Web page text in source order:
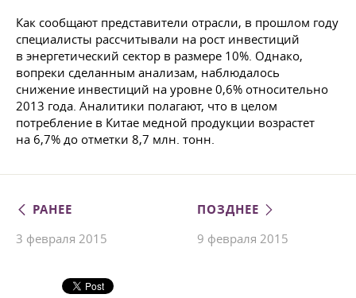
Как сообщают представители отрасли, в прошлом году
специалисты рассчитывали на рост инвестиций
в энергетический сектор в размере 10%. Однако,
вопреки сделанным анализам, наблюдалось
снижение инвестиций на уровне 0,6% относительно
2013 года. Аналитики полагают, что в целом
потребление в Китае медной продукции возрастет
на 6,7% до отметки 8,7 млн. тонн.
РАНЕЕ
3 февраля 2015
ПОЗДНЕЕ
9 февраля 2015